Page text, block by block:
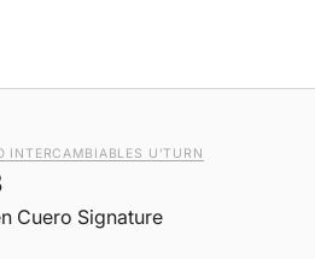
INTERCAMBIABLES U’TURN
Cuero Signature